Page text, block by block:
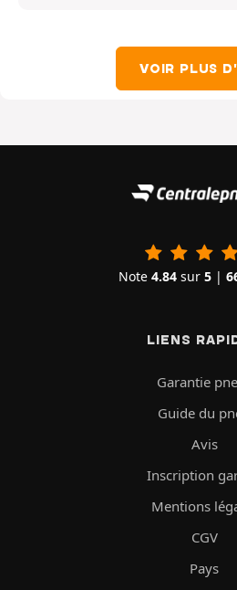
VOIR PLUS
Note 4.84 sur 5 |
LIENS
Garantie
Guide du
Avis
Inscription
Mentions
CGV
Pays